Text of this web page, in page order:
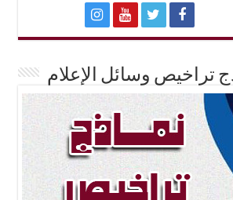
تراخيص وسائل الإعلام